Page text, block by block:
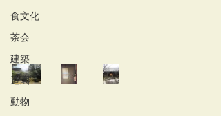
食文化
茶会
建築
造園
動物